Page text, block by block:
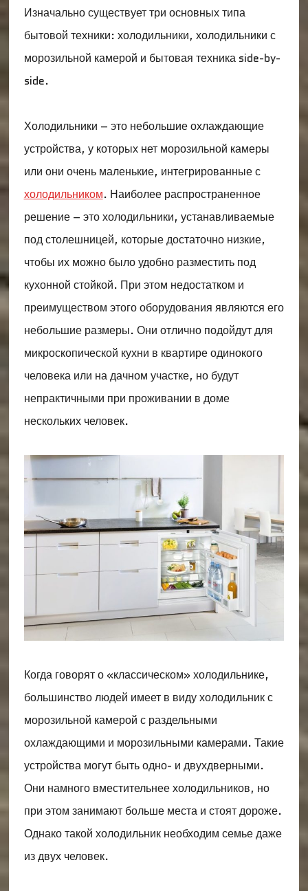
Изначально существует три основных типа
бытовой техники: холодильники, холодильники с
морозильной камерой и бытовая техника side-by-
side.
Холодильники – это небольшие охлаждающие
устройства, у которых нет морозильной камеры
или они очень маленькие, интегрированные с
холодильником. Наиболее распространенное
решение – это холодильники, устанавливаемые
под столешницей, которые достаточно низкие,
чтобы их можно было удобно разместить под
кухонной стойкой. При этом недостатком и
преимуществом этого оборудования являются его
небольшие размеры. Они отлично подойдут для
микроскопической кухни в квартире одинокого
человека или на дачном участке, но будут
непрактичными при проживании в доме
нескольких человек.
Когда говорят о «классическом» холодильнике,
большинство людей имеет в виду холодильник с
морозильной камерой с раздельными
охлаждающими и морозильными камерами. Такие
устройства могут быть одно- и двухдверными.
Они намного вместительнее холодильников, но
при этом занимают больше места и стоят дороже.
Однако такой холодильник необходим семье даже
из двух человек.